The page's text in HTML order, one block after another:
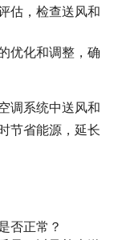
估，检查送风和
优化和调整，确
调系统中送风和
节省能源，延长
否正常？